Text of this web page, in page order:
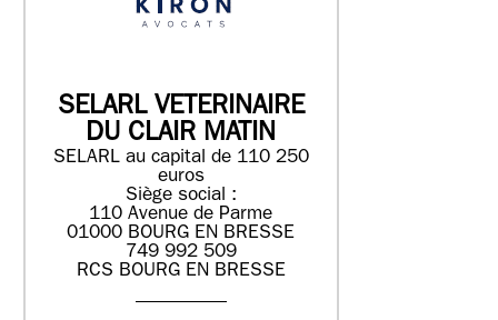
SELARL VETERINAIRE
DU CLAIR MATIN
SELARL au capital de 110 250
euros
Siège social :
110 Avenue de Parme
01000 BOURG EN BRESSE
749 992 509
RCS BOURG EN BRESSE